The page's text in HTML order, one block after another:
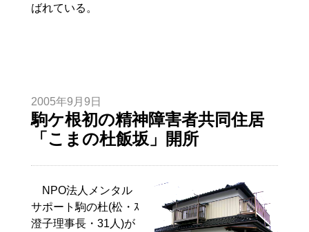
ばれている。
2005年9月9日
駒ケ根初の精神障害者共同住居
「こまの杜飯坂」開所
NPO法人メンタル
サポート駒の杜(松・ｽ
澄子理事長・31人)が